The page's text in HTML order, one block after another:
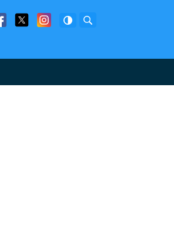
Facebook
Twitter Facebook